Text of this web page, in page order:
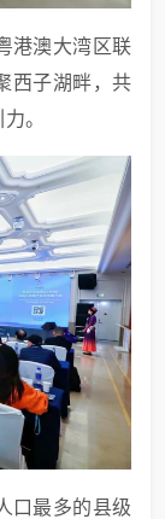
港澳大湾区联
西子湖畔，共
。
口最多的县级